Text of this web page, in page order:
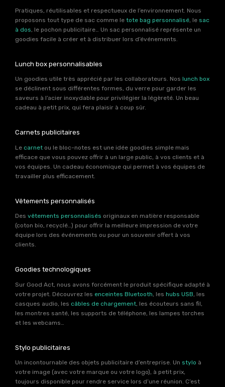
Pratiques, réutilisables et respectueux de l’environnement. Nous
proposons tout type de sac comme le tote bag personnalisé, le sac
à dos, le pochon publicitaire… Un sac personnalisé représente un
goodies facile à créer et à distribuer lors d’événements.
Lunch box personnalisables
Un goodies utile très apprécié par les collaborateurs. Nos lunch box
se déclinent sous différentes formes, du verre pour garder les
saveurs à l’acier inoxydable pour privilégier la légèreté. Un beau
cadeau à petit prix, qui fera plaisir à coup sûr.
Carnets publicitaires
Le carnet ou le bloc-notes est une idée goodies simple mais
efficace que vous pouvez offrir à un large public, à vos clients et à
vos équipes. Un cadeau économique qui permet à vos équipes de
travailler plus efficacement.
Vêtements personnalisés
Des vêtements personnalisés originaux en matière responsable
(coton bio, recyclé…) pour offrir la meilleure impression de votre
équipe lors des événements ou pour un souvenir offert à vos
clients.
Goodies technologiques
Sur Good Act, nous avons forcément le produit spécifique adapté à
votre projet. Découvrez les enceintes Bluetooth , les hubs USB , les
casques audio, les câbles de chargement , les écouteurs sans fil,
les montres santé, les supports de téléphone, les lampes torches
et les webcams…
Stylo publicitaires
Un incontournable des objets publicitaire d’entreprise. Un stylo à
votre image (avec votre marque ou votre logo), à petit prix,
toujours disponible pour rendre service lors d’une réunion. C’est